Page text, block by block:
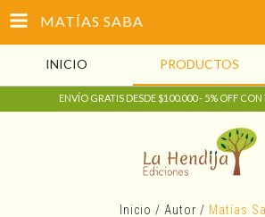
MATÍAS SABA
INICIO PRODUCTOS
ENVÍO GRATIS DESDE $100.000 - 5% OFF
Inicio / Autor / Matías